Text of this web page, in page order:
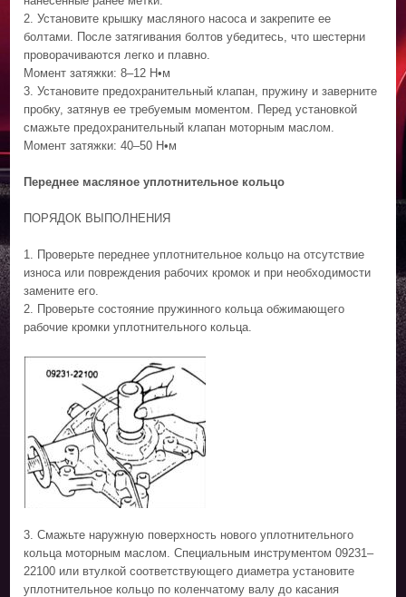
2. Установите крышку масляного насоса и закрепите ее
болтами. После затягивания болтов убедитесь, что шестерни
проворачиваются легко и плавно.
Момент затяжки: 8–12 Н•м
3. Установите предохранительный клапан, пружину и заверните
пробку, затянув ее требуемым моментом. Перед установкой
смажьте предохранительный клапан моторным маслом.
Момент затяжки: 40–50 Н•м
Переднее масляное уплотнительное кольцо
ПОРЯДОК ВЫПОЛНЕНИЯ
1. Проверьте переднее уплотнительное кольцо на отсутствие
износа или повреждения рабочих кромок и при необходимости
замените его.
2. Проверьте состояние пружинного кольца обжимающего
рабочие кромки уплотнительного кольца.
3. Смажьте наружную поверхность нового уплотнительного
кольца моторным маслом. Специальным инструментом 09231–
22100 или втулкой соответствующего диаметра установите
уплотнительное кольцо по коленчатому валу до касания